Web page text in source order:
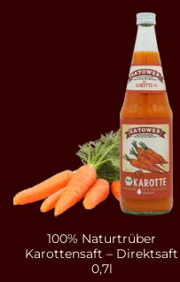
100% Naturtrüber
Karottensaft – Direktsaft
0,7l